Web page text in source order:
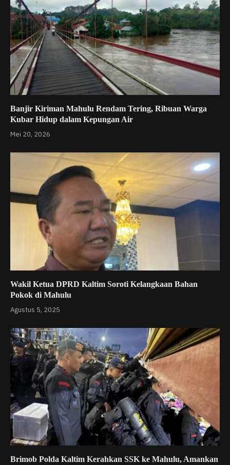
Banjir Kiriman Mahulu Rendam Tering, Ribuan Warga
Kubar Hidup dalam Kepungan Air
Mei 20, 2026
Wakil Ketua DPRD Kaltim Soroti Kelangkaan Bahan
Pokok di Mahulu
Agustus 5, 2025
Brimob Polda Kaltim Kerahkan SSK ke Mahulu, Amankan